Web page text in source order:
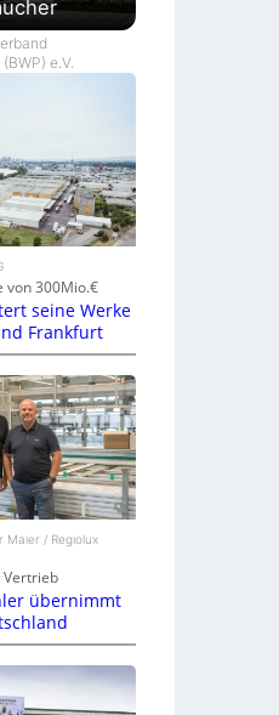
e.V.
von 300Mio.€
seine Werke
Frankfurt
Maier / Regiolux
Vertrieb
übernimmt